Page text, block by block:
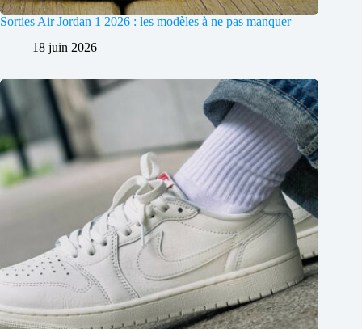
Sorties Air Jordan 1 2026 : les modèles à ne pas manquer
18 juin 2026